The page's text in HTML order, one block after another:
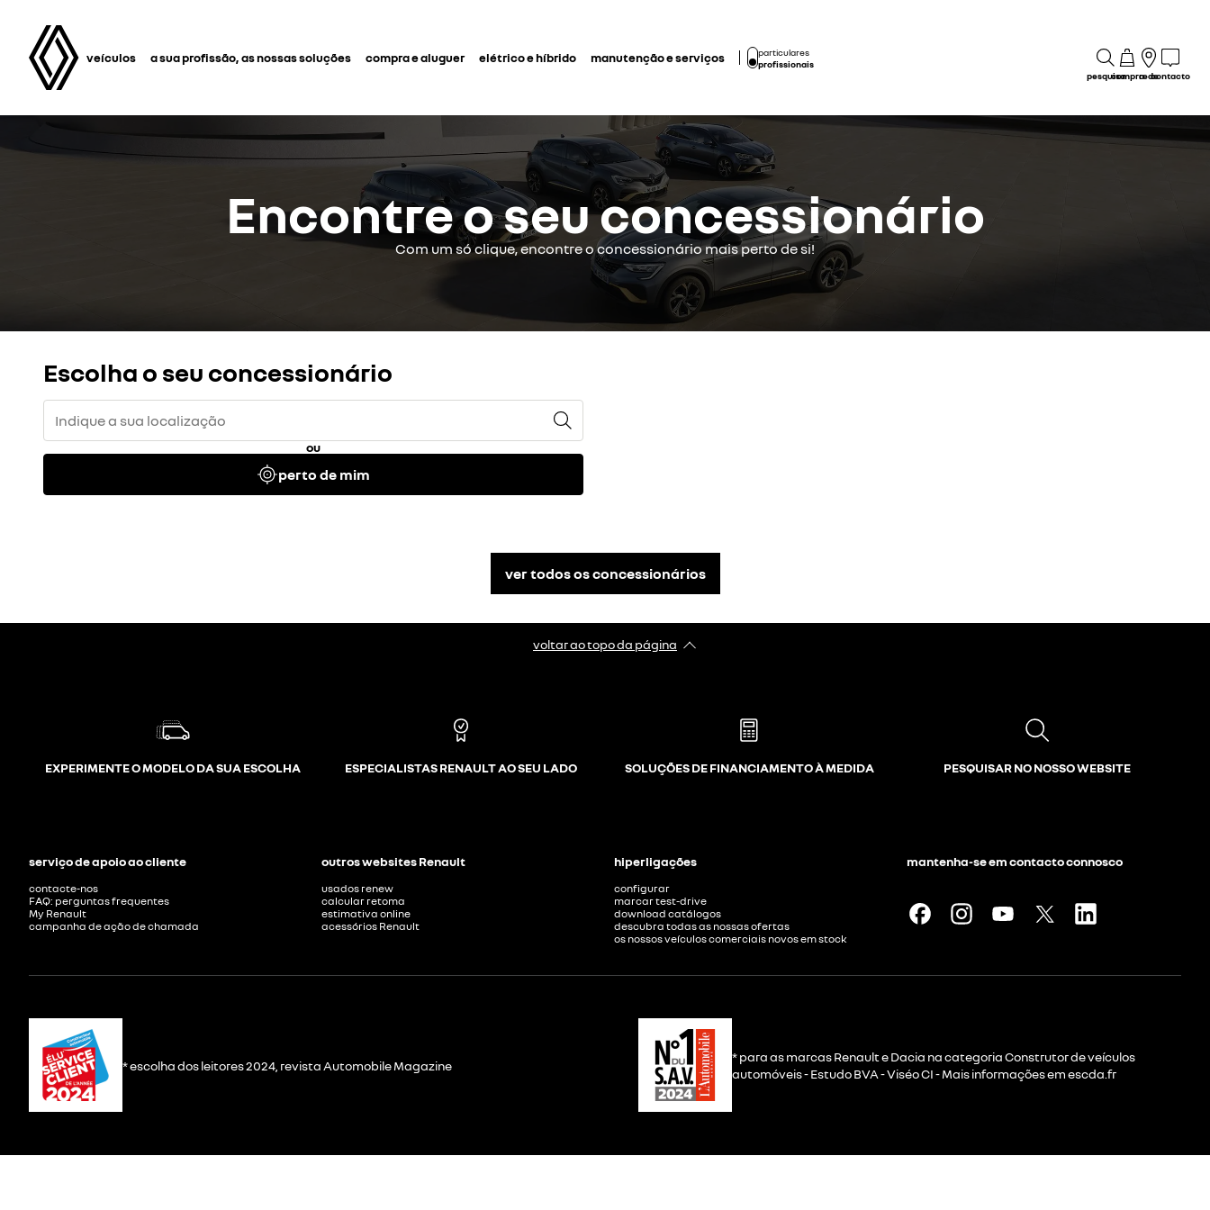
veículos a sua profissão, as nossas soluções compra e aluguer elétrico e híbrido manutenção e serviços
particulares
profissionais
pesquisacompraredecontacto
Encontre o seu concessionário
Com um só clique, encontre o concessionário mais perto de si!
Escolha o seu concessionário
ou
perto de mim
ver todos os concessionários
voltar ao topo da página
EXPERIMENTE O MODELO DA SUA ESCOLHA ESPECIALISTAS RENAULT AO SEU LADO SOLUÇÕES DE FINANCIAMENTO À MEDIDA PESQUISAR NO NOSSO WEBSITE
serviço de apoio ao cliente
contacte-nos
FAQ: perguntas frequentes
My Renault
campanha de ação de chamada
outros websites Renault
usados renew
calcular retoma
estimativa online
acessórios Renault
hiperligações
configurar
marcar test-drive
download catálogos
descubra todas as nossas ofertas
os nossos veículos comerciais novos em stock
mantenha-se em contacto connosco
* escolha dos leitores 2024, revista Automobile Magazine
* para as marcas Renault e Dacia na categoria Construtor de veículos
automóveis - Estudo BVA - Viséo CI - Mais informações em escda.fr